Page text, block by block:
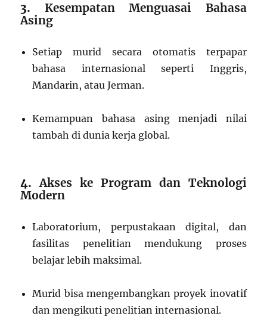
3. Kesempatan Menguasai Bahasa
Asing
Setiap murid secara otomatis terpapar
bahasa internasional seperti Inggris,
Mandarin, atau Jerman.
Kemampuan bahasa asing menjadi nilai
tambah di dunia kerja global.
4.Akses ke Program dan Teknologi
Modern
Laboratorium, perpustakaan digital, dan
fasilitas penelitian mendukung proses
belajar lebih maksimal.
Murid bisa mengembangkan proyek inovatif
dan mengikuti penelitian internasional.